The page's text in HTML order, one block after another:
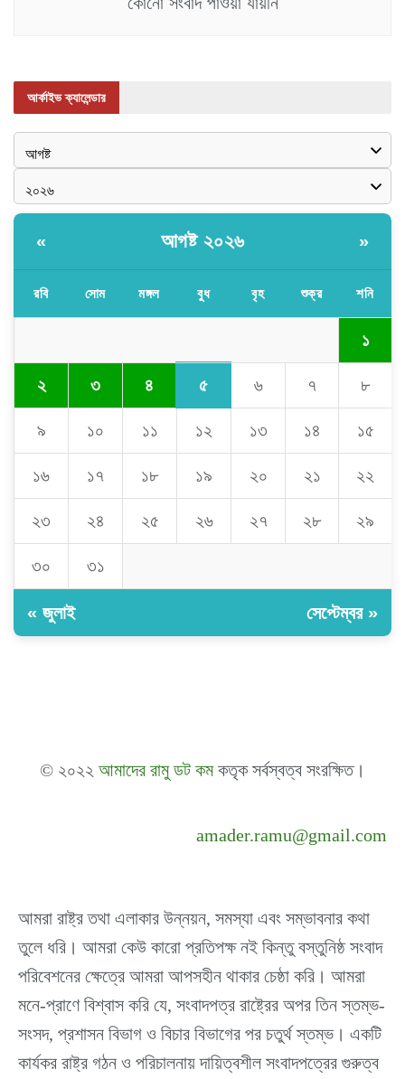
আর্কাইভ ক্যালেন্ডার
« আগষ্ট ২০২৬ »
রবি সোম মঙ্গল বুধ বৃহ শুক্র শনি
১
২ ৩ ৪ ৫ ৬ ৭ ৮
৯ ১০ ১১ ১২ ১৩ ১৪ ১৫
১৬ ১৭ ১৮ ১৯ ২০ ২১ ২২
২৩ ২৪ ২৫ ২৬ ২৭ ২৮ ২৯
৩০ ৩১
« জুলাই সেপ্টেম্বর »
© ২০২২ আমাদের রামু ডট কমকতৃক সর্বস্বত্ব সংরক্ষিত।
amader.ramu@gmail.com
আমরা রাষ্ট্র তথা এলাকার উন্নয়ন, সমস্যা এবং সম্ভাবনার কথা
তুলে ধরি। আমরা কেউ কারো প্রতিপক্ষ নই কিন্তু বস্তুনিষ্ঠ সংবাদ
পরিবেশনের ক্ষেত্রে আমরা আপসহীন থাকার চেষ্ঠা করি। আমরা
মনে-প্রাণে বিশ্বাস করি যে, সংবাদপত্র রাষ্ট্রের অপর তিন স্তম্ভ-
সংসদ, প্রশাসন বিভাগ ও বিচার বিভাগের পর চতুর্থ স্তম্ভ। একটি
কার্যকর রাষ্ট্র গঠন ও পরিচালনায় দায়িত্বশীল সংবাদপত্রের গুরুত্ব